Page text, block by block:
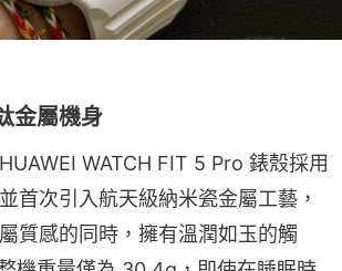
金屬機身
WATCH FIT 5 Pro 錶殼採用
首次引入航天級納米瓷金屬工藝，
質感的同時，擁有溫潤如玉的觸